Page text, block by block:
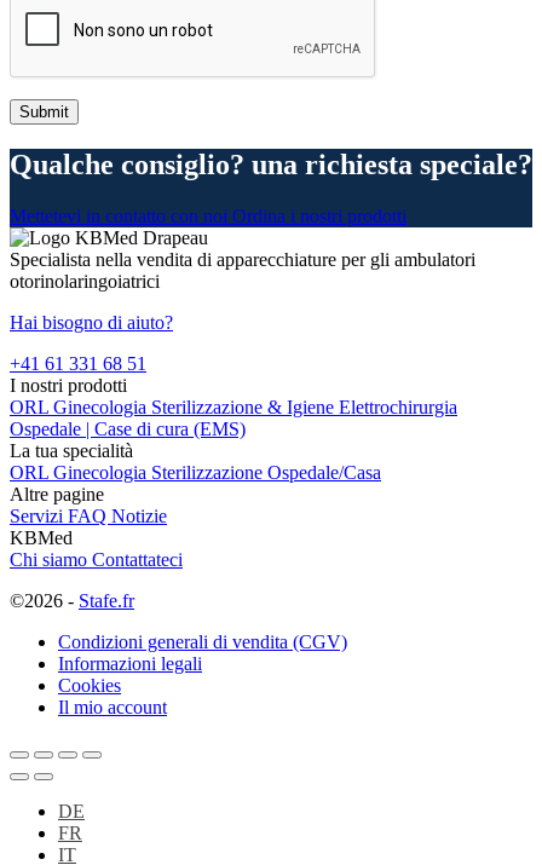
Qualche consiglio? una richiesta speciale?
Mettetevi in contatto con noi Ordina i nostri prodotti
Specialista nella vendita di apparecchiature per gli ambulatori
otorinolaringoiatrici
Hai bisogno di aiuto?
+41 61 331 68 51
I nostri prodotti
ORL Ginecologia Sterilizzazione & Igiene Elettrochirurgia
Ospedale | Case di cura (EMS)
La tua specialità
ORL Ginecologia Sterilizzazione Ospedale/Casa
Altre pagine
Servizi FAQ Notizie
KBMed
Chi siamo Contattateci
©2026 - Stafe.fr
Condizioni generali di vendita (CGV)
Informazioni legali
Cookies
Il mio account
DE
FR
IT